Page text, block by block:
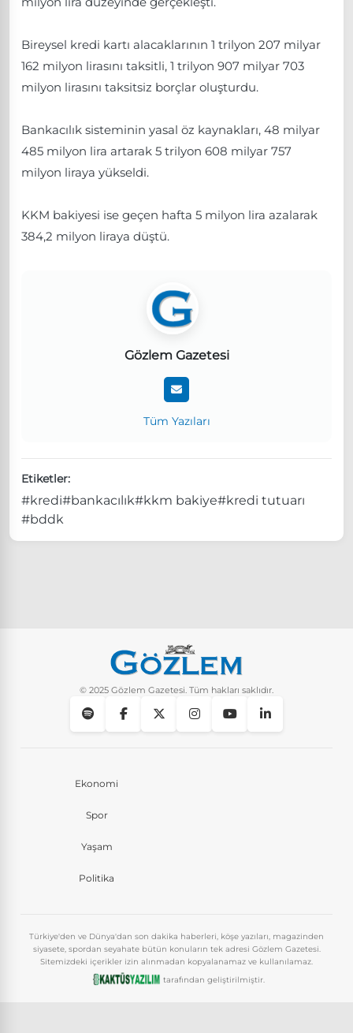
Bireysel kredi kartı alacaklarının 1 trilyon 207 milyar
162 milyon lirasını taksitli, 1 trilyon 907 milyar 703
milyon lirasını taksitsiz borçlar oluşturdu.
Bankacılık sisteminin yasal öz kaynakları, 48 milyar
485 milyon lira artarak 5 trilyon 608 milyar 757
milyon liraya yükseldi.
KKM bakiyesi ise geçen hafta 5 milyon lira azalarak
384,2 milyon liraya düştü.
Gözlem Gazetesi
Tüm Yazıları
Etiketler:
#kredi#bankacılık#kkm bakiye#kredi tutuarı
#bddk
© 2025 Gözlem Gazetesi. Tüm hakları saklıdır.
Ekonomi
Spor
Yaşam
Politika
Türkiye'den ve Dünya'dan son dakika haberleri, köşe yazıları, magazinden
siyasete, spordan seyahate bütün konuların tek adresi Gözlem Gazetesi.
Sitemizdeki içerikler izin alınmadan kopyalanamaz ve kullanılamaz.
tarafından geliştirilmiştir.